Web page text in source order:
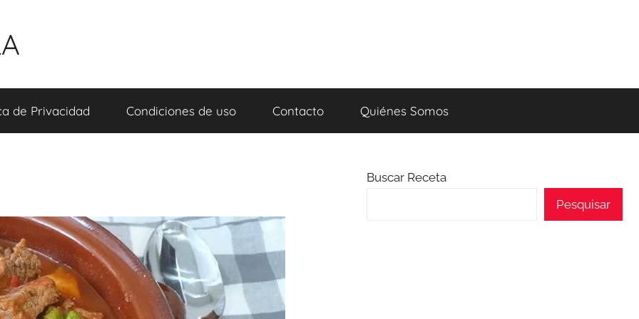
de Privacidad Condiciones de uso Contacto Quiénes Somos
Buscar Receta
Pesquisar